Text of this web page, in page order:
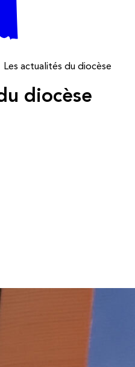
Les actualités du diocèse
diocèse